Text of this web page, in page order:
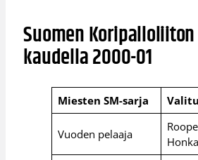
Suomen
kaudella 2000-01
Miesten SM-sarja
Vuoden pelaaja
Honka